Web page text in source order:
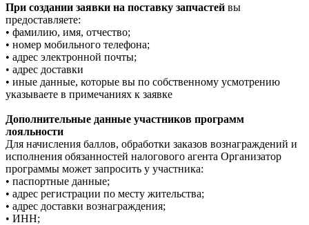
При создании заявки на поставку запчастей вы
предоставляете:
• фамилию, имя, отчество;
• номер мобильного телефона;
• адрес электронной почты;
• адрес доставки
• иные данные, которые вы по собственному усмотрению
указываете в примечаниях к заявке
Дополнительные данные участников программ
лояльности
Для начисления баллов, обработки заказов вознаграждений и
исполнения обязанностей налогового агента Организатор
программы может запросить у участника:
• паспортные данные;
• адрес регистрации по месту жительства;
• адрес доставки вознаграждения;
• ИНН;